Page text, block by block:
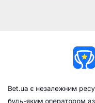
Bet.ua є незалежним
будь-яким оператором